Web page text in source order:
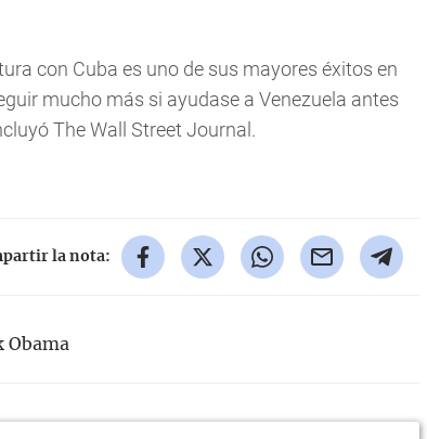
con Cuba es uno de sus mayores éxitos en
mucho más si ayudase a Venezuela antes
The Wall Street Journal.
la nota:
Obama